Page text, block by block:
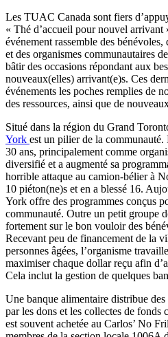
Les TUAC Canada sont fiers
« Thé d’accueil pour nouvel
événement rassemble des
et des organismes communautaires
bâtir des occasions répondant aux
nouveaux(elles) arrivant(e)s. Ces
événements les poches remplies de
des ressources, ainsi que de
Situé dans la région du Grand
York est un pilier de la communauté.
30 ans, principalement comme
diversifié et a augmenté sa
horrible attaque au camion-bélier à
10 piéton(ne)s et en a blessé 16.
York offre des programmes conçus
communauté. Outre un petit groupe
fortement sur le bon vouloir des
Recevant peu de financement de la
personnes âgées, l’organisme
maximiser chaque dollar reçu afin
Cela inclut la gestion de quelques
Une banque alimentaire distribue
par les dons et les collectes de
est souvent achetée au Carlos’ No